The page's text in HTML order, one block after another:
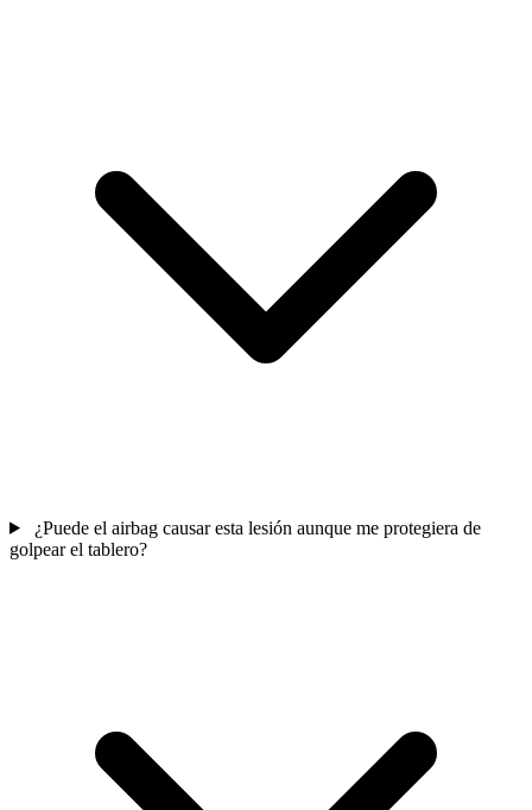
¿Puede el airbag causar esta lesión aunque me protegiera de
golpear el tablero?